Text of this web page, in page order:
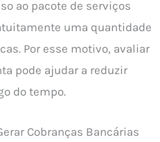
ao pacote de serviços
uma quantidade
Por esse motivo, avaliar
pode ajudar a reduzir
do tempo.
Cobranças Bancárias